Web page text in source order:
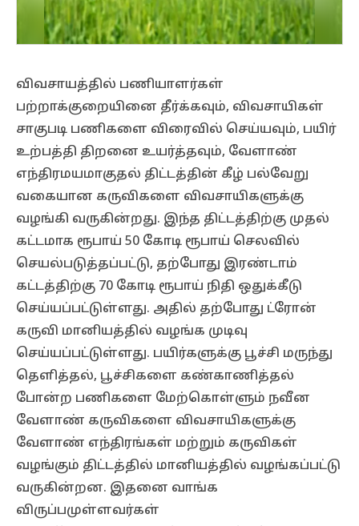
விவசாயத்தில் பணியாளர்கள்
பற்றாக்குறையினை தீர்க்கவும், விவசாயிகள்
சாகுபடி பணிகளை விரைவில் செய்யவும், பயிர்
உற்பத்தி திறனை உயர்த்தவும், வேளாண்
எந்திரமயமாகுதல் திட்டத்தின் கீழ் பல்வேறு
வகையான கருவிகளை விவசாயிகளுக்கு
வழங்கி வருகின்றது. இந்த திட்டத்திற்கு முதல்
கட்டமாக ரூபாய் 50 கோடி ரூபாய் செலவில்
செயல்படுத்தப்பட்டு, தற்போது இரண்டாம்
கட்டத்திற்கு 70 கோடி ரூபாய் நிதி ஒதுக்கீடு
செய்யப்பட்டுள்ளது. அதில் தற்போது ட்ரோன்
கருவி மானியத்தில் வழங்க முடிவு
செய்யப்பட்டுள்ளது. பயிர்களுக்கு பூச்சி மருந்து
தெளித்தல், பூச்சிகளை கண்காணித்தல்
போன்ற பணிகளை மேற்கொள்ளும் நவீன
வேளாண் கருவிகளை விவசாயிகளுக்கு
வேளாண் எந்திரங்கள் மற்றும் கருவிகள்
வழங்கும் திட்டத்தில் மானியத்தில் வழங்கப்பட்டு
வருகின்றன. இதனை வாங்க
விருப்பமுள்ளவர்கள்